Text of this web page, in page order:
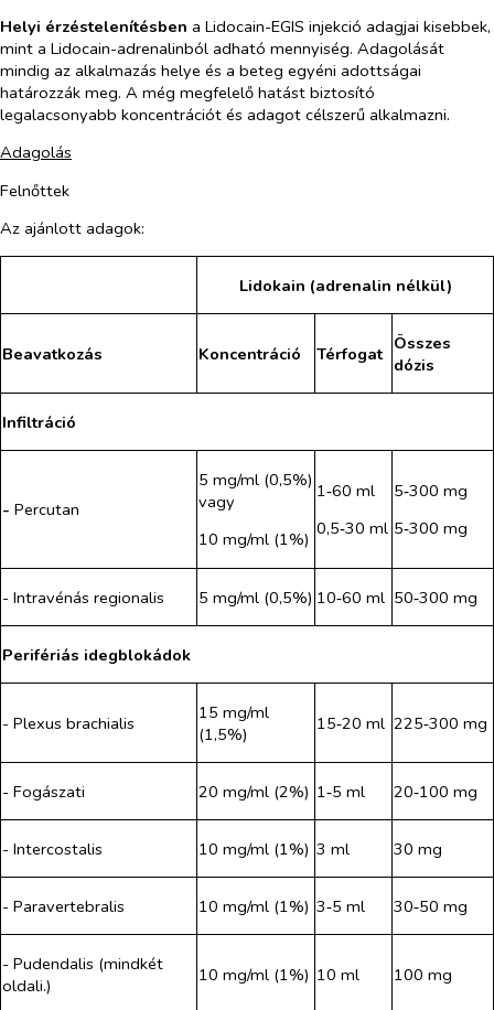
Helyi érzéstelenítésben a Lidocain-EGIS injekció adagjai kisebbek,
mint a Lidocain-adrenalinból adható mennyiség. Adagolását
mindig az alkalmazás helye és a beteg egyéni adottságai
határozzák meg. A még megfelelő hatást biztosító
legalacsonyabb koncentrációt és adagot célszerű alkalmazni.
Adagolás
Felnőttek
Az ajánlott adagok:
Lidokain (adrenalin nélkül)
Beavatkozás Koncentráció Térfogat Összes
dózis
Infiltráció
- Percutan
5 mg/ml (0,5%)
vagy
10 mg/ml (1%)
1‑60 ml
0,5‑30 ml
5‑300 mg
5‑300 mg
- Intravénás regionalis 5 mg/ml (0,5%) 10‑60 ml 50‑300 mg
Perifériás idegblokádok
- Plexus brachialis
15 mg/ml
(1,5%)
15‑20 ml 225‑300 mg
- Fogászati 20 mg/ml (2%) 1‑5 ml 20‑100 mg
- Intercostalis 10 mg/ml (1%) 3 ml 30 mg
- Paravertebralis 10 mg/ml (1%) 3‑5 ml 30‑50 mg
- Pudendalis (mindkét
oldali.)
10 mg/ml (1%) 10 ml 100 mg